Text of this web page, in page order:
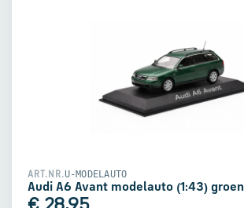
Levering
en
verzending
ART.NR.U-MODELAUTO
Audi A6 Avant modelauto (1:43) groen